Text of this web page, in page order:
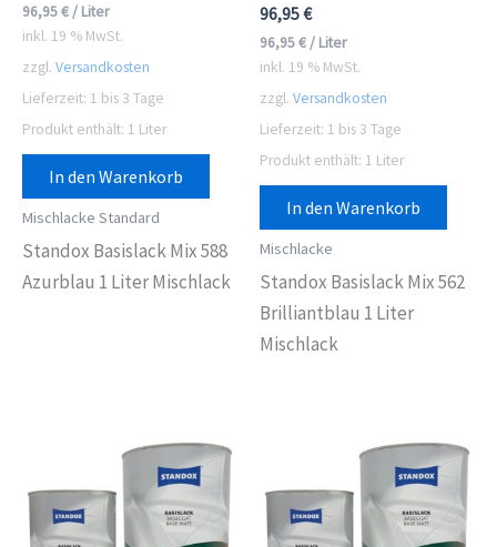
96,95€ / Liter
inkl. 19 % MwSt.
zzgl. Versandkosten
Lieferzeit: 1 bis 3 Tage
Produkt enthält: 1 Liter
In den Warenkorb
Mischlacke Standard
Standox Basislack Mix 588
Azurblau 1 Liter Mischlack
96,95€
96,95€ / Liter
inkl. 19 % MwSt.
zzgl. Versandkosten
Lieferzeit: 1 bis 3 Tage
Produkt enthält: 1 Liter
In den Warenkorb
Mischlacke
Standox Basislack Mix 562
Brilliantblau 1 Liter
Mischlack